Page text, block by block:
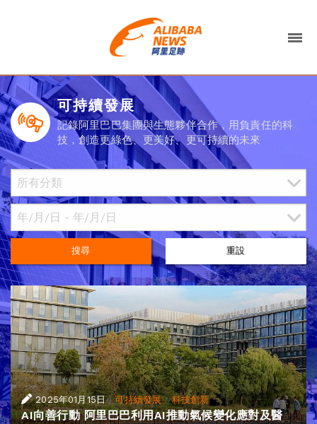
可持續發展
記錄阿里巴巴集團與生態夥伴合作，用負責任的科
技，創造更綠色、更美好、更可持續的未來
搜尋 重設
2025年01月15日 |可持續發展·科技創新
AI向善行動 阿里巴巴利用AI推動氣候變化應對及醫